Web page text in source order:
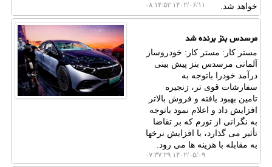
خواهد شد.
۱۴۰۲/۰۶/۱۱ ۰۸:۱۴:۵۲
مرسدس بنز برنده شد
مستر کار: مستر کار: خودروساز
آلمانی مرسدس بنز پیش بینی
درآمد خودرا باتوجه به
سفارشات قوی تر، زنجیره
تامین بهبود یافته و فروش بالاتر
افزایش داد و اعلام نمود باتوجه
به نگرانی از تورم که بر تقاضا
تأثیر می گذارد، با افزایش نرخها
به مقابله با هزینه ها می رود.
۱۴۰۲/۰۵/۰۹ ۰۷:۳۷:۲۹